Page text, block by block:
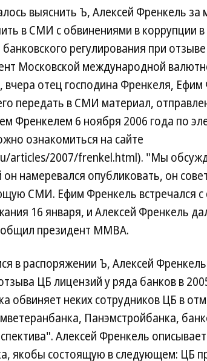
выяснить Ъ, Алексей Френкель за
в СМИ с обвинениями в коррупции
регулирования при
Московской международной
отец господина Френкеля,
передать в СМИ материал,
Френкелем 6 ноября 2006 года по
ознакомиться на сайте
articles/2007/frenkel.html). "Мы
намеревался опубликовать, он
СМИ. Ефим Френкель встречался с
16 января, и Алексей Френкель
президент ММВА.
в распоряжении Ъ, Алексей
ЦБ лицензий у ряда банков в
обвиняет неких сотрудников ЦБ в
Панэмстройбанка,
Алексей Френкель
якобы состоящую в следующем: ЦБ